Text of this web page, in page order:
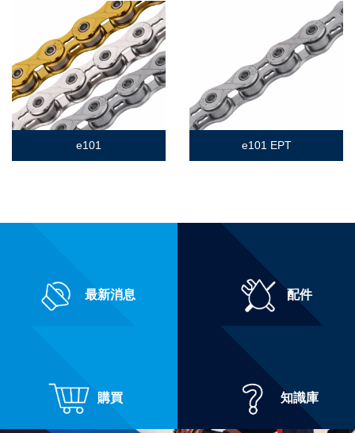
e101 e101 EPT
最新消息 配件
購買 知識庫